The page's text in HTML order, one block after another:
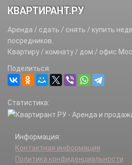
КВАРТИРАНТ.РУ
Аренда / сдать / снять / купить
посредников.
Квартиру / комнату / дом / офис
Поделиться:
Статистика:
Информация:
Контактная информация
Политика конфиденциальности